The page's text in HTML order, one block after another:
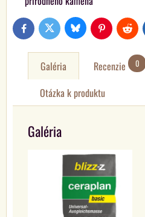
FacebookTwitter Bluesky PinterestReddit
Galéria Recenzie 0
Otázka k produktu
Galéria